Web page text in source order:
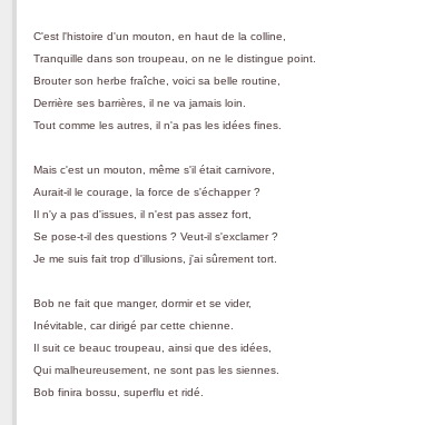
C'est l'histoire d'un mouton, en haut de la colline,
Tranquille dans son troupeau, on ne le distingue point.
Brouter son herbe fraîche, voici sa belle routine,
Derrière ses barrières, il ne va jamais loin.
Tout comme les autres, il n'a pas les idées fines.
Mais c'est un mouton, même s'il était carnivore,
Aurait-il le courage, la force de s'échapper ?
Il n'y a pas d'issues, il n'est pas assez fort,
Se pose-t-il des questions ? Veut-il s'exclamer ?
Je me suis fait trop d'illusions, j'ai sûrement tort.
Bob ne fait que manger, dormir et se vider,
Inévitable, car dirigé par cette chienne.
Il suit ce beauc troupeau, ainsi que des idées,
Qui malheureusement, ne sont pas les siennes.
Bob finira bossu, superflu et ridé.